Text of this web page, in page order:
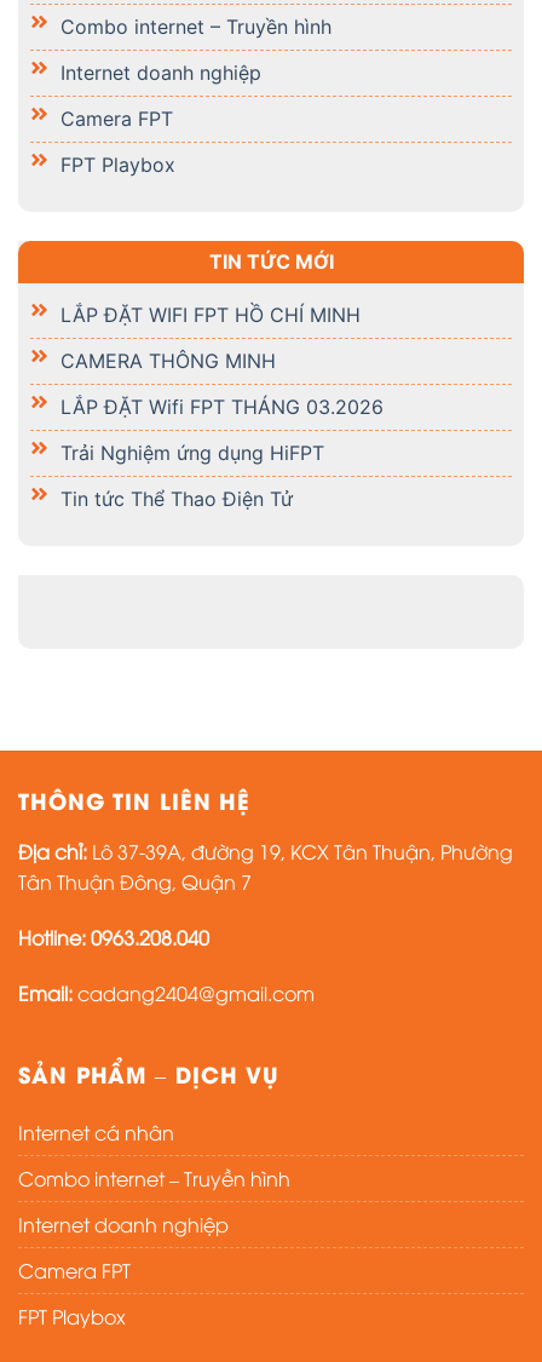
Combo internet – Truyền hình
Internet doanh nghiệp
Camera FPT
FPT Playbox
TIN TỨC MỚI
LẮP ĐẶT WIFI FPT HỒ CHÍ MINH
CAMERA THÔNG MINH
LẮP ĐẶT Wifi FPT THÁNG 03.2026
Trải Nghiệm ứng dụng HiFPT
Tin tức Thể Thao Điện Tử
THÔNG TIN LIÊN HỆ
Địa chỉ: Lô 37-39A, đường 19, KCX Tân Thuận, Phường
Tân Thuận Đông, Quận 7
Hotline: 0963.208.040
Email:cadang2404@gmail.com
SẢN PHẨM – DỊCH VỤ
Internet cá nhân
Combo internet – Truyền hình
Internet doanh nghiệp
Camera FPT
FPT Playbox